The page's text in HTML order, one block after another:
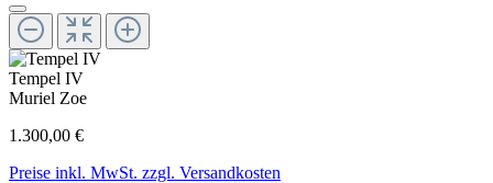
Tempel IV
Muriel Zoe
1.300,00 €
Preise inkl. MwSt. zzgl. Versandkosten